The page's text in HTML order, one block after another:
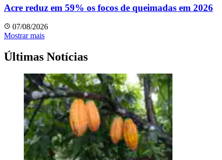
Acre reduz em 59% os focos de queimadas em 2026
07/08/2026
Mostrar mais
Últimas Notícias